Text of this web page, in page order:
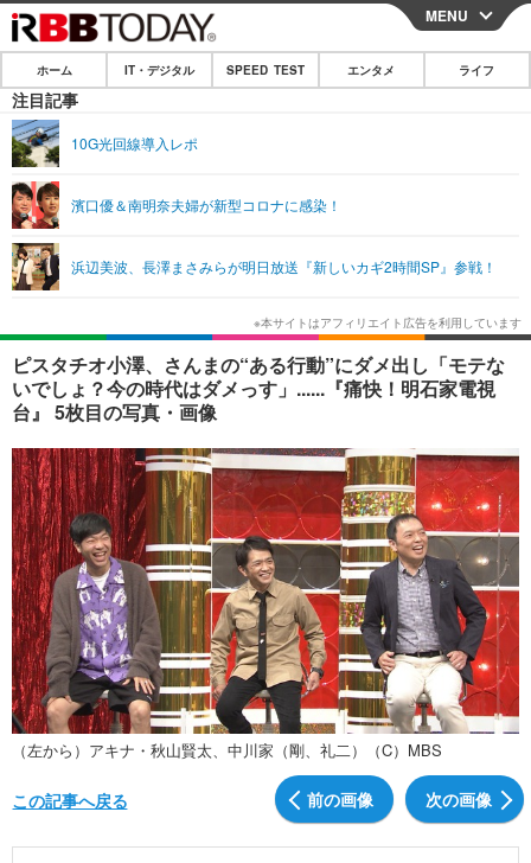
CLOSE
ホーム
IT・デジタル
ショッピング その他
SPEED TEST
エンタメ
エンタメTOP 映画・ドラマ
韓国・芸能
音楽 スポーツ
グラビア
ショッピング その他
ライフ
ライフTOP グルメ
ペット ショッピング
その他
リリース一覧
プッシュ通知の停止方法
MENU
ホーム IT・デジタル SPEED TEST エンタメ ライフ
注目記事
10G光回線導入レポ
濱口優＆南明奈夫婦が新型コロナに感染！
浜辺美波、長澤まさみらが明日放送『新しいカギ2時間SP』参戦！
ピスタチオ小澤、さんまの“ある行動”にダメ出し「モテな
いでしょ？今の時代はダメっす」......『痛快！明石家電視
台』 5枚目の写真・画像
（左から）アキナ・秋山賢太、中川家（剛、礼二）（C）MBS
前の画像 次の画像
この記事へ戻る